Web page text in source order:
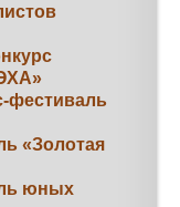
фестиваль
«Золотая
юных